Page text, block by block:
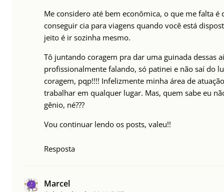
Me considero até bem econômica, o que me falta é
conseguir cia para viagens quando você está
jeito é ir sozinha mesmo.
Tô juntando coragem pra dar uma guinada dessas
profissionalmente falando, só patinei e não saí do
coragem, pqp!!!! Infelizmente minha área de
trabalhar em qualquer lugar. Mas, quem sabe eu
gênio, né???
Vou continuar lendo os posts, valeu!!
Resposta
Marcel